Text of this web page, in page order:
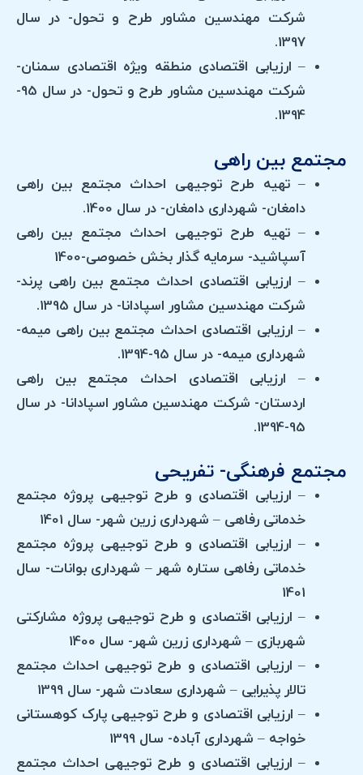
شرکت مهندسین مشاور طرح و تحول- در سال
1397.
– ارزیابی اقتصادی منطقه ویژه اقتصادی سمنان-
شرکت مهندسین مشاور طرح و تحول- در سال 95-
1394.
مجتمع بین راهی
– تهیه طرح توجیهی احداث مجتمع بین راهی
دامغان- شهرداری دامغان- در سال 1400.
– تهیه طرح توجیهی احداث مجتمع بین راهی
آسپاشید- سرمایه گذار بخش خصوصی-1400
– ارزیابی اقتصادی احداث مجتمع بین راهی پرند-
شرکت مهندسین مشاور اسپادانا- در سال 1395.
– ارزیابی اقتصادی احداث مجتمع بین راهی میمه-
شهرداری میمه- در سال 95-1394.
– ارزیابی اقتصادی احداث مجتمع بین راهی
اردستان- شرکت مهندسین مشاور اسپادانا- در سال
95-1394.
مجتمع فرهنگی- تفریحی
– ارزیابی اقتصادی و طرح توجیهی پروژه مجتمع
خدماتی رفاهی – شهرداری زرین شهر- سال 1401
– ارزیابی اقتصادی و طرح توجیهی پروژه مجتمع
خدماتی رفاهی ستاره شهر – شهرداری بوانات- سال
1401
– ارزیابی اقتصادی و طرح توجیهی پروژه مشارکتی
شهربازی – شهرداری زرین شهر- سال 1400
– ارزیابی اقتصادی و طرح توجیهی احداث مجتمع
تالار پذیرایی – شهرداری سعادت شهر- سال 1399
– ارزیابی اقتصادی و طرح توجیهی پارک کوهستانی
خواجه – شهرداری آباده- سال 1399
– ارزیابی اقتصادی و طرح توجیهی احداث مجتمع